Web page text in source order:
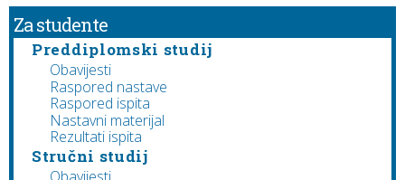
Za studente
Preddiplomski studij
Obavijesti
Raspored nastave
Raspored ispita
Nastavni materijal
Rezultati ispita
Stručni studij